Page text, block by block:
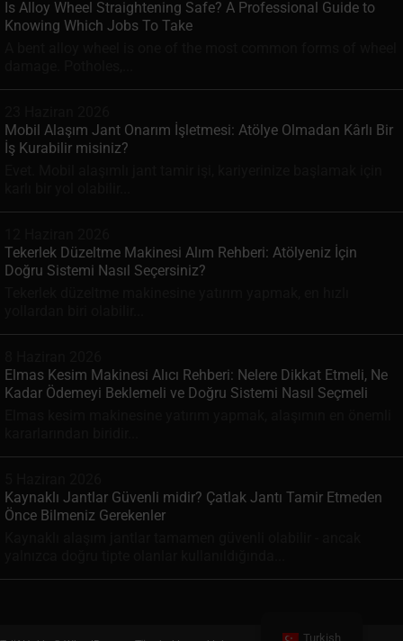
Is Alloy Wheel Straightening Safe? A Professional Guide to
Knowing Which Jobs To Take
Mobil Alaşım Jant Onarım İşletmesi: Atölye Olmadan Kârlı Bir
İş Kurabilir misiniz?
Tekerlek Düzeltme Makinesi Alım Rehberi: Atölyeniz İçin
Doğru Sistemi Nasıl Seçersiniz?
Elmas Kesim Makinesi Alıcı Rehberi: Nelere Dikkat Etmeli, Ne
Kadar Ödemeyi Beklemeli ve Doğru Sistemi Nasıl Seçmeli
Kaynaklı Jantlar Güvenli midir? Çatlak Jantı Tamir Etmeden
Önce Bilmeniz Gerekenler
Turkish